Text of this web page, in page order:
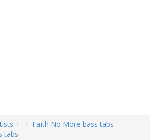
F
Faith No More bass tabs
tabs